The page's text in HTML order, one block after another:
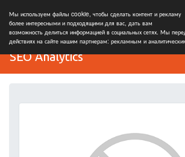
Мы используем файлы cookie, чтобы сделать контент и рекламу
более интересными и подходящими для вас, дать вам
возможность делиться информацией в социальных сетях. Мы
действиях на сайте нашим партнерам: рекламным и
SEO Analytics